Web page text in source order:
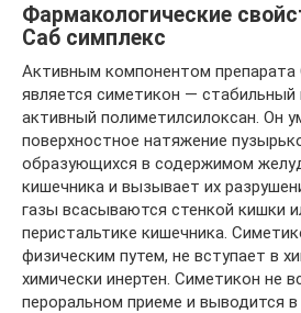
Фармакологические
Саб симплекс
Активным компонентом препарата
является симетикон — стабильный
активный полиметилсилоксан. Он
поверхностное натяжение
образующихся в содержимом
кишечника и вызывает их
газы всасываются стенкой кишки
перистальтике кишечника.
физическим путем, не вступает в
химически инертен. Симетикон не
пероральном приеме и выводится